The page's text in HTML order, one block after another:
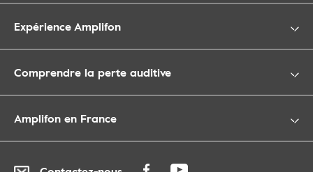
Expérience Amplifon
Comprendre la perte auditive
Amplifon en France